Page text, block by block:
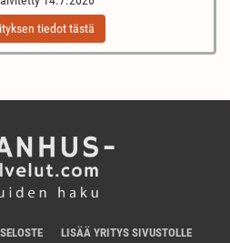
tiedot tästä
LISÄÄ YRITYS SIVUSTOLLE